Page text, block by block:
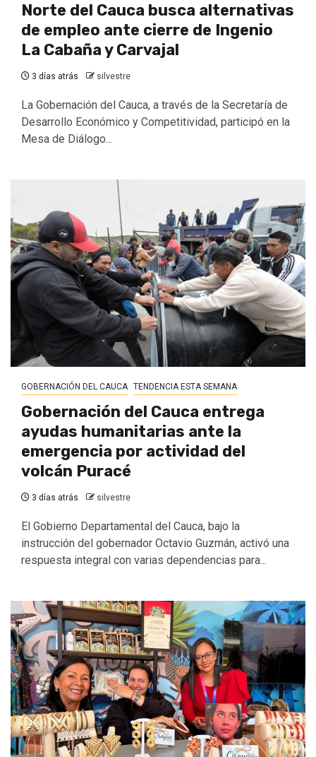
Norte del Cauca busca alternativas
de empleo ante cierre de Ingenio
La Cabaña y Carvajal
3 días atrás silvestre
La Gobernación del Cauca, a través de la Secretaría de
Desarrollo Económico y Competitividad, participó en la
Mesa de Diálogo...
GOBERNACIÓN DEL CAUCA TENDENCIA ESTA SEMANA
Gobernación del Cauca entrega
ayudas humanitarias ante la
emergencia por actividad del
volcán Puracé
3 días atrás silvestre
El Gobierno Departamental del Cauca, bajo la
instrucción del gobernador Octavio Guzmán, activó una
respuesta integral con varias dependencias para...